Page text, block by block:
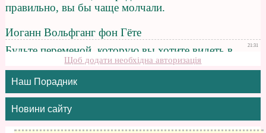
Щоб додати необхідна авторизація
Наш Порадник
Новини сайту